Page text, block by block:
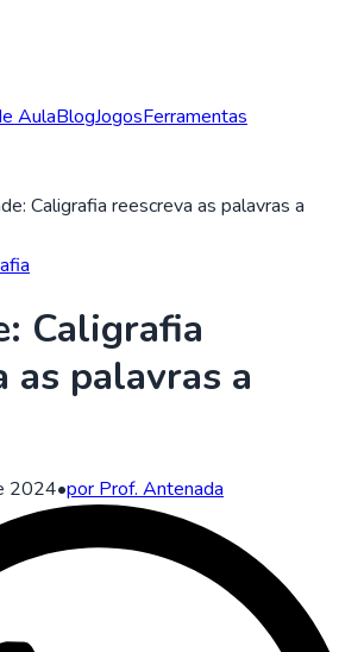
AulaBlogJogosFerramentas
Caligrafia reescreva as palavras a
Caligrafia
as palavras a
2024•por Prof. Antenada